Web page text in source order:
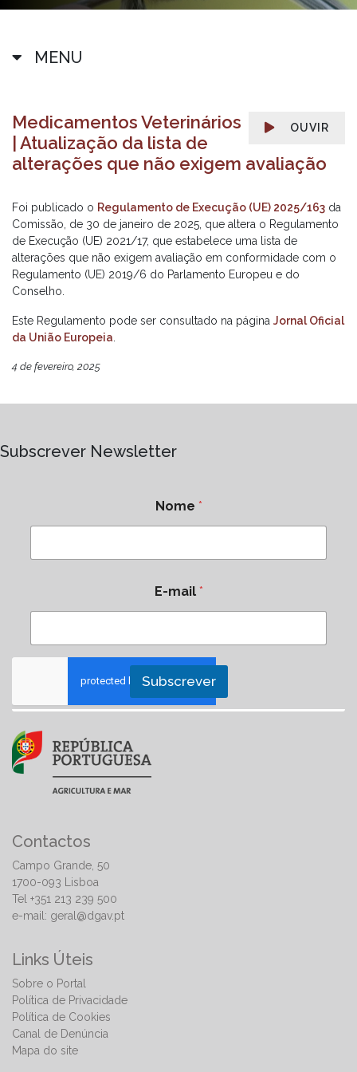
MENU
OUVIR
Medicamentos Veterinários
| Atualização da lista de
alterações que não exigem avaliação
Foi publicado o Regulamento de Execução (UE) 2025/163 da
Comissão, de 30 de janeiro de 2025, que altera o Regulamento
de Execução (UE) 2021/17, que estabelece uma lista de
alterações que não exigem avaliação em conformidade com o
Regulamento (UE) 2019/6 do Parlamento Europeu e do
Conselho.
Este Regulamento pode ser consultado na página Jornal Oficial
da União Europeia
4 de fevereiro, 2025
Subscrever Newsletter
Nome *
E-mail *
Subscrever
Contactos
Campo Grande, 50
1700-093 Lisboa
Tel +351 213 239 500
e-mail: geral@dgav.pt
Links Úteis
Sobre o Portal
Política de Privacidade
Política de Cookies
Canal de Denúncia
Mapa do site